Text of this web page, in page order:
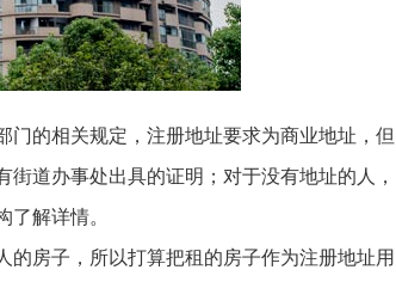
的相关规定，注册地址要求为商业地址，但
道办事处出具的证明；对于没有地址的人，
解详情。
房子，所以打算把租的房子作为注册地址用